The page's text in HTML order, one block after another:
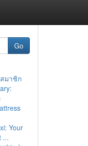
Go
มาชิก
Your
...